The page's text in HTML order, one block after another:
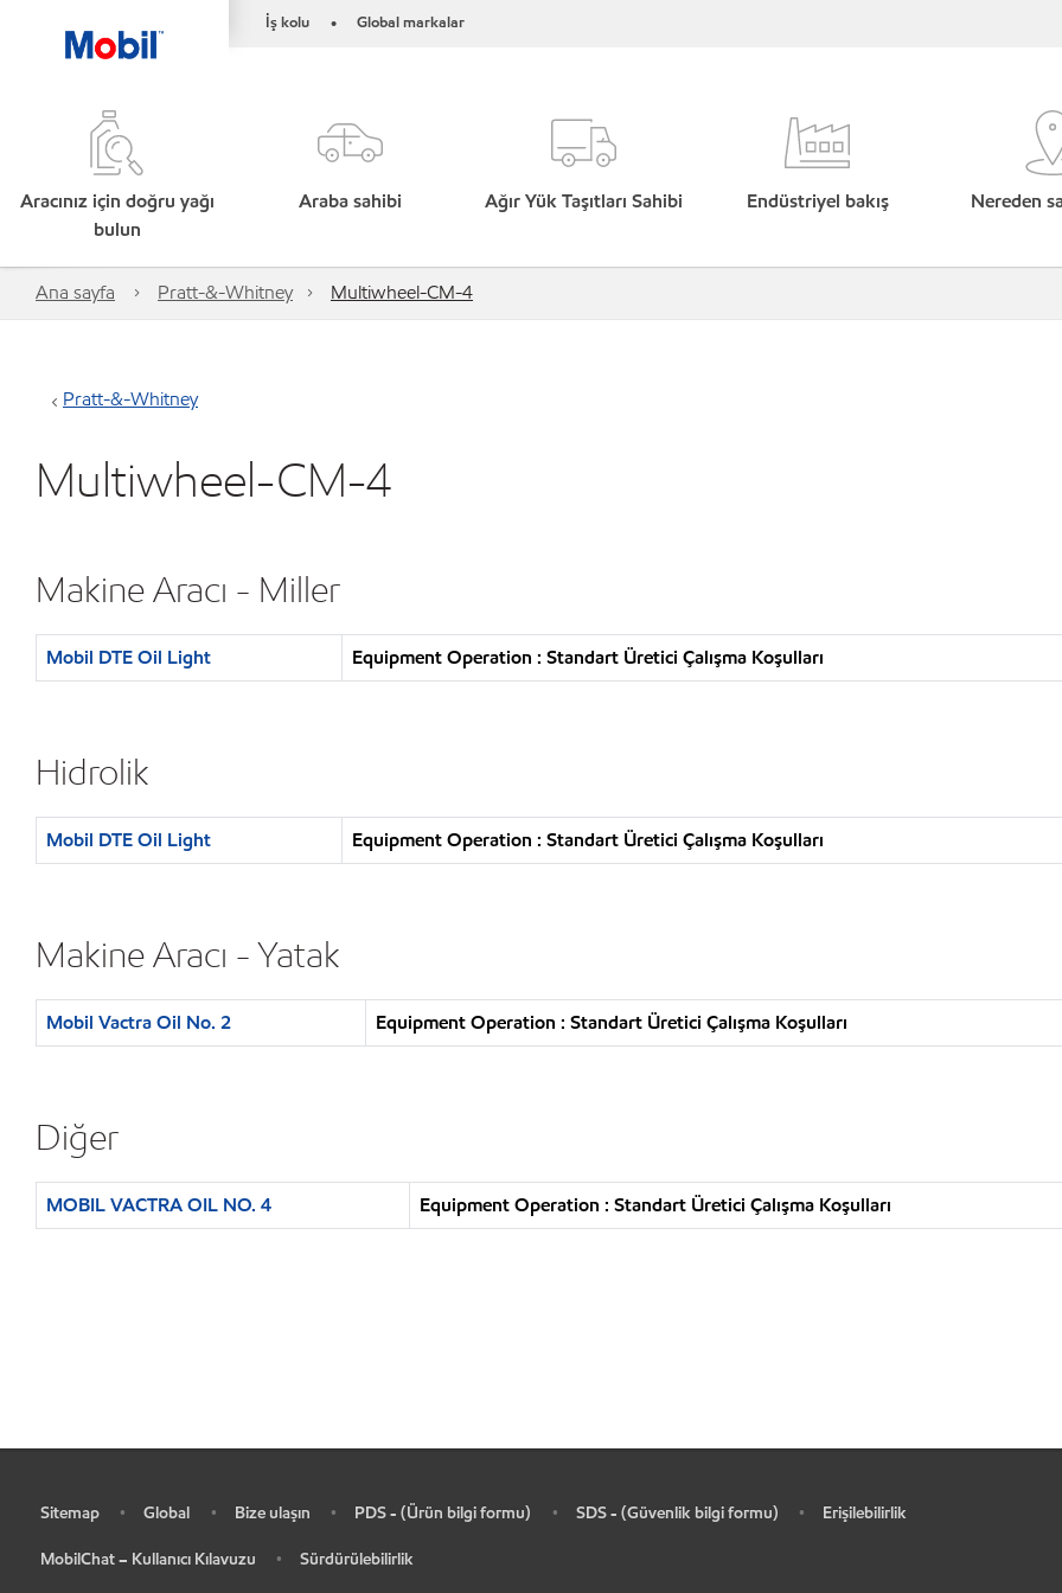
İş kolu • Global markalar
Aracınız için doğru yağı
bulun
Araba sahibi Ağır Yük Taşıtları Sahibi Endüstriyel bakış Nereden
Ana sayfa Pratt-&-Whitney Multiwheel-CM-4
Pratt-&-Whitney
Multiwheel-CM-4
Makine Aracı - Miller
Mobil DTE Oil Light Equipment Operation : Standart Üretici Çalışma Koşulları
Hidrolik
Mobil DTE Oil Light Equipment Operation : Standart Üretici Çalışma Koşulları
Makine Aracı - Yatak
Mobil Vactra Oil No. 2 Equipment Operation : Standart Üretici Çalışma Koşulları
Diğer
MOBIL VACTRA OIL NO. 4 Equipment Operation : Standart Üretici Çalışma Koşulları
Sitemap • Global • Bize ulaşın • PDS - (Ürün bilgi formu) • SDS - (Güvenlik bilgi formu) • Erişilebilirlik
MobilChat – Kullanıcı Kılavuzu • Sürdürülebilirlik